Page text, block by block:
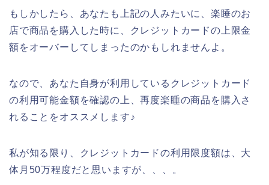
もしかしたら、あなたも上記の人みたいに、楽睡のお
店で商品を購入した時に、クレジットカードの上限金
額をオーバーしてしまったのかもしれませんよ。
なので、あなた自身が利用しているクレジットカード
の利用可能金額を確認の上、再度楽睡の商品を購入さ
れることをオススメします♪
私が知る限り、クレジットカードの利用限度額は、大
体月50万程度だと思いますが、、、。